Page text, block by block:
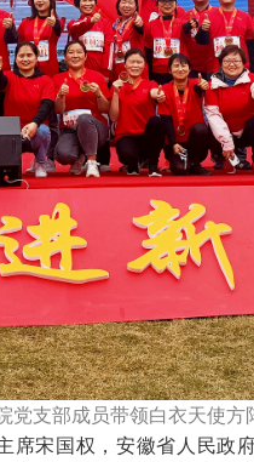
党支部成员带领白衣天使方
宋国权，安徽省人民政